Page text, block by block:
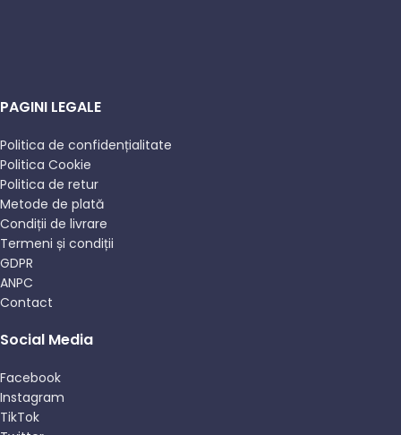
PAGINI LEGALE
Politica de confidențialitate
Politica Cookie
Politica de retur
Metode de plată
Condiții de livrare
Termeni și condiții
GDPR
ANPC
Contact
Social Media
Facebook
Instagram
TikTok